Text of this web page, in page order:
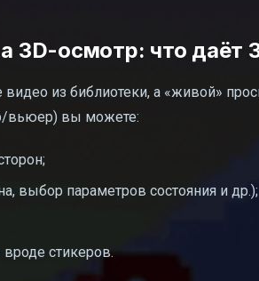
3D-осмотр: что даёт
из библиотеки, а «живой»
вьюер) вы можете:
выбор параметров состояния и др.);
стикеров.